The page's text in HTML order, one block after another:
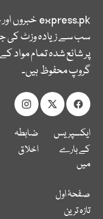
express.pkخبروں
سب سے زیادہ وزٹ کی
پر شائع شدہ تمام
گروپ محفوظ ہیں۔
ایکسپریس
کے بارے
میں
ضابطہ
اخلاق
صفحۂ اول
تازہ ترین